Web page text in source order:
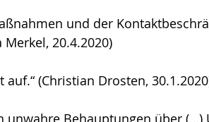
und der
20.4.2020)
(Christian Drosten,
unwahre Behauptungen über (…)